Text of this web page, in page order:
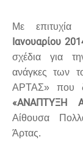
Με επιτυχία
Ιανουαρίου
σχέδια για
ανάγκες των
ΑΡΤΑΣ» που
«ΑΝΑΠΤΥΞΗ
Αίθουσα
Άρτας.